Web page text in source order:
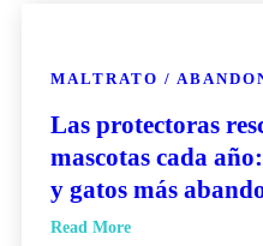
MALTRATO /
Las protectoras
mascotas cada
y gatos más
Read More